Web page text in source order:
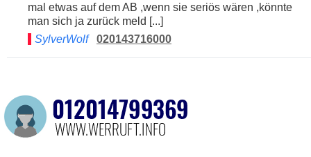
mal etwas auf dem AB ,wenn sie seriös wären ,könnte
man sich ja zurück meld [...]
SylverWolf
020143716000